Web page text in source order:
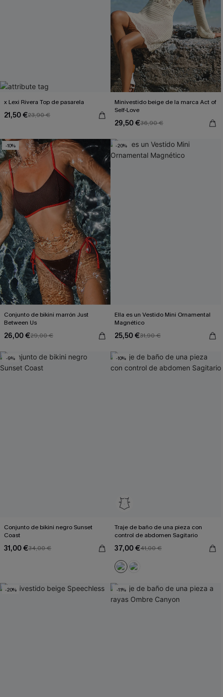
x Lexi Rivera Top de pasarela
21,50 €23,90 €
Minivestido beige de la marca Act of
Self-Love
29,50 €36,90 €
-10%
Conjunto de bikini marrón Just
Between Us
26,00 €29,00 €
-20%
Ella es un Vestido Mini Ornamental
Magnético
25,50 €31,90 €
-9%
Conjunto de bikini negro Sunset
Coast
31,00 €34,00 €
-10%
Traje de baño de una pieza con
control de abdomen Sagitario
37,00 €41,00 €
-20% -11%